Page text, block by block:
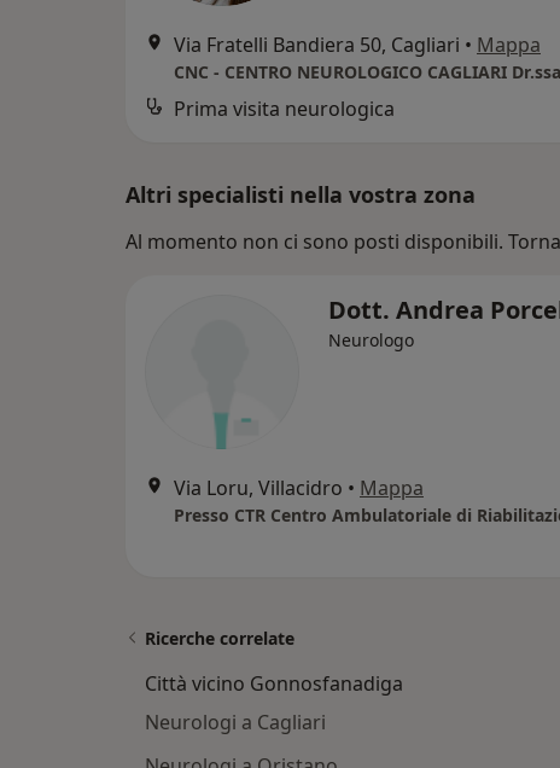
Via Fratelli Bandiera 50, Cagliari • Mappa
Prima visita neurologica
Altri specialisti nella vostra zona
Al momento non ci sono posti disponibili.
Dott. Andrea
Neurologo
Via Loru, Villacidro • Mappa
Ricerche correlate
Città vicino Gonnosfanadiga
Neurologi a Cagliari